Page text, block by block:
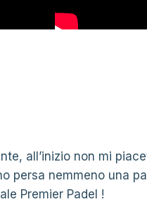
all’inizio non mi
persa nemmeno una
Premier Padel !